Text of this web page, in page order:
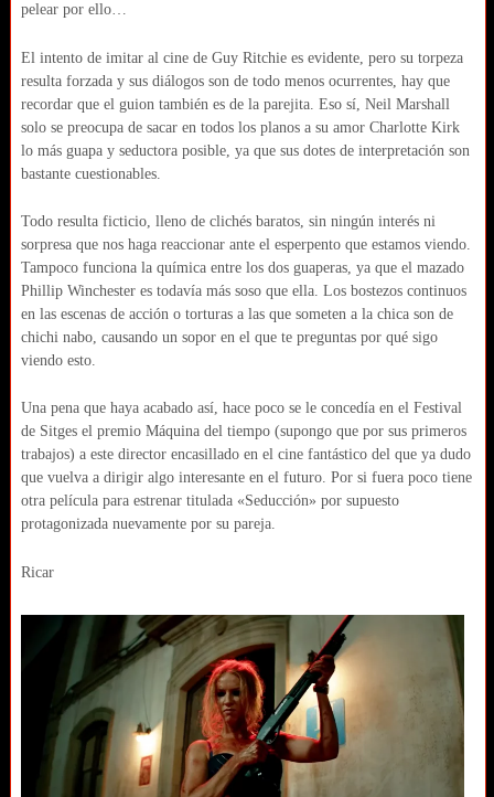
pelear por ello…
El intento de imitar al cine de Guy Ritchie es evidente, pero su torpeza
resulta forzada y sus diálogos son de todo menos ocurrentes, hay que
recordar que el guion también es de la parejita. Eso sí, Neil Marshall
solo se preocupa de sacar en todos los planos a su amor Charlotte Kirk
lo más guapa y seductora posible, ya que sus dotes de interpretación son
bastante cuestionables.
Todo resulta ficticio, lleno de clichés baratos, sin ningún interés ni
sorpresa que nos haga reaccionar ante el esperpento que estamos viendo.
Tampoco funciona la química entre los dos guaperas, ya que el mazado
Phillip Winchester es todavía más soso que ella. Los bostezos continuos
en las escenas de acción o torturas a las que someten a la chica son de
chichi nabo, causando un sopor en el que te preguntas por qué sigo
viendo esto.
Una pena que haya acabado así, hace poco se le concedía en el Festival
de Sitges el premio Máquina del tiempo (supongo que por sus primeros
trabajos) a este director encasillado en el cine fantástico del que ya dudo
que vuelva a dirigir algo interesante en el futuro. Por si fuera poco tiene
otra película para estrenar titulada «Seducción» por supuesto
protagonizada nuevamente por su pareja.
Ricar